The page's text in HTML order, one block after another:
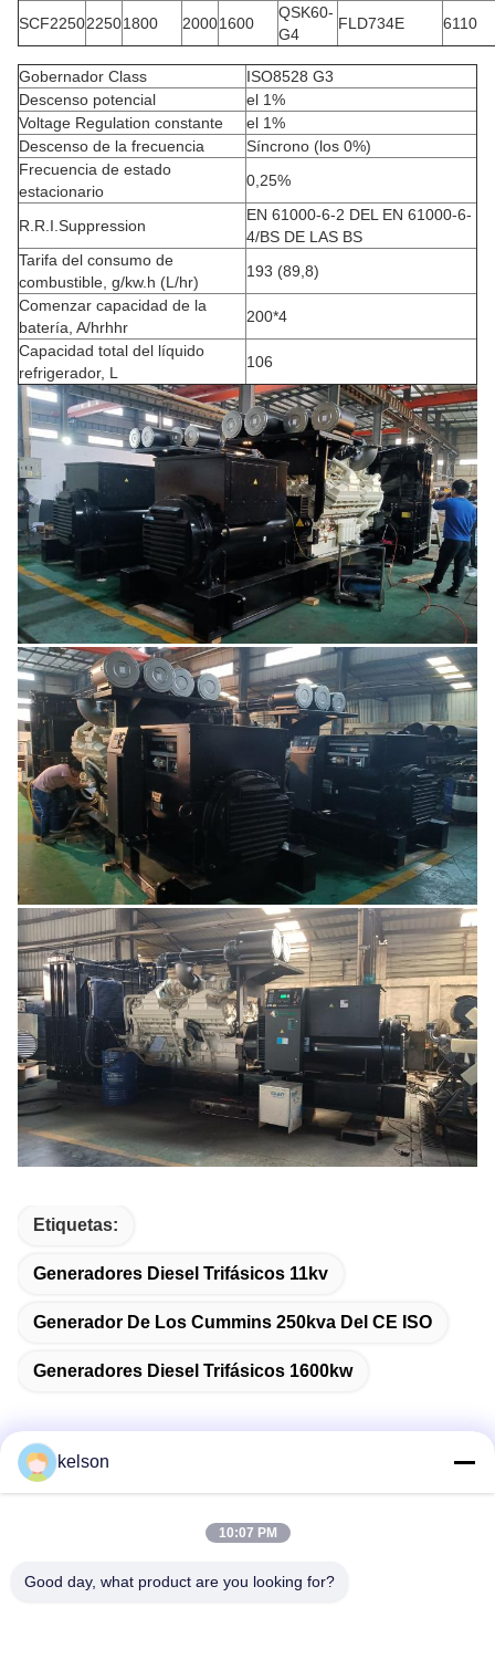
SCF225022501800 20001600
QSK60-
G4
FLD734E 6110
Gobernador Class
ISO8528 G3
Descenso potencial
el 1%
Voltage Regulation constante
el 1%
Descenso de la frecuencia
Síncrono (los 0%)
Frecuencia de estado
estacionario
0,25%
R.R.I.Suppression
EN 61000-6-2 DEL EN 61000-6-
4/BS DE LAS BS
Tarifa del consumo de
combustible, g/kw.h (L/hr)
193 (89,8)
Comenzar capacidad de la
batería, A/hrhhr
200*4
Capacidad total del líquido
refrigerador, L
106
Etiquetas:
Generadores Diesel Trifásicos 11kv
Generador De Los Cummins 250kva Del CE ISO
Generadores Diesel Trifásicos 1600kw
No. 1, 2do camino de Xinglong, zona industrial de
kelson
10:07 PM
Good day, what product are you looking for?